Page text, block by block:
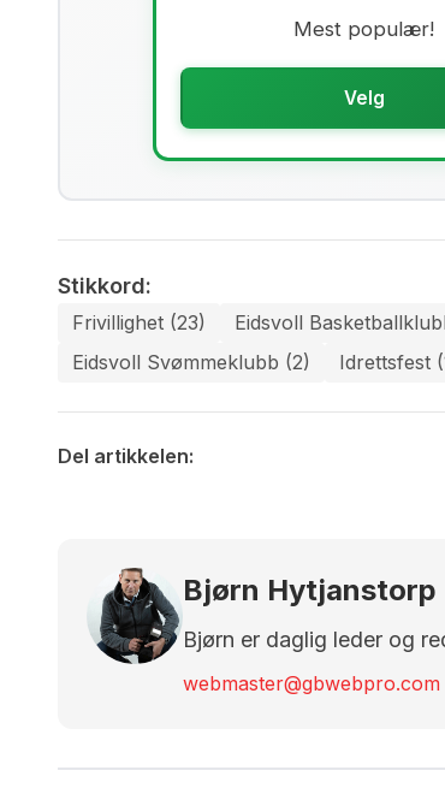
Mest populær!
Velg
Stikkord:
Frivillighet (23) Eidsvoll
Eidsvoll Svømmeklubb (2)
Idrettsfest
Del artikkelen:
Bjørn Hytjanstorp
Bjørn er daglig leder og
webmaster@gbwebpro.com